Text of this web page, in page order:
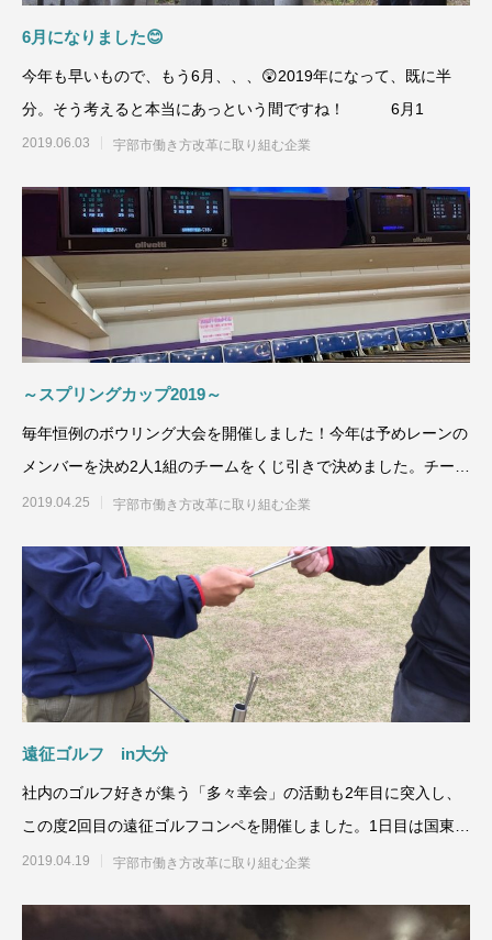
6月になりました😊
今年も早いもので、もう6月、、、😲2019年になって、既に半
分。そう考えると本当にあっという間ですね！ 6月1
2019.06.03 宇部市働き方改革に取り組む企業
～スプリングカップ2019～
毎年恒例のボウリング大会を開催しました！今年は予めレーンの
メンバーを決め2人1組のチームをくじ引きで決めました。チーム
のメンバーによっては
2019.04.25 宇部市働き方改革に取り組む企業
遠征ゴルフ in大分
社内のゴルフ好きが集う「多々幸会」の活動も2年目に突入し、
この度2回目の遠征ゴルフコンペを開催しました。1日目は国東半
島にある「パ
2019.04.19 宇部市働き方改革に取り組む企業